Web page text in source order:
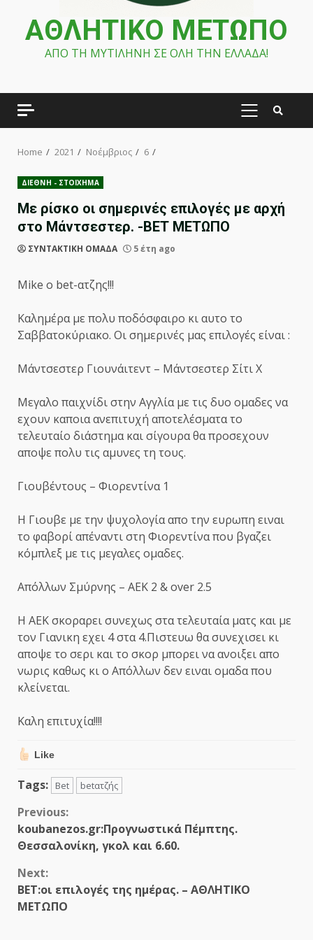
ΑΘΛΗΤΙΚΟ ΜΕΤΩΠΟ
ΑΠΟ ΤΗ ΜΥΤΙΛΗΝΗ ΣΕ ΟΛΗ ΤΗΝ ΕΛΛΑΔΑ!
PRIMARY
Home 2021 Νοέμβριος 6
ΔΙΕΘΝΗ - ΣΤΟΙΧΗΜΑ
Με ρίσκο οι σημερινές επιλογές με αρχή
στο Μάντσεστερ. -ΒΕΤ ΜΕΤΩΠΟ
ΣΥΝΤΑΚΤΙΚΗ ΟΜΑΔΑ 5 έτη ago
Mike o bet-ατζης!!!
Καλημέρα με πολυ ποδόσφαιρο κι αυτο το
Σαββατοκύριακο. Οι σημερινές μας επιλογές είναι :
Μάντσεστερ Γιουνάιτεντ – Μάντσεστερ Σίτι Χ
Μεγαλο παιχνίδι στην Αγγλία με τις δυο ομαδες να
εχουν καποια ανεπιτυχή αποτελέσματα το
τελευταίο διάστημα και σίγουρα θα προσεχουν
αποψε πολυ τις αμυνες τη τους.
Γιουβέντους – Φιορεντίνα 1
Η Γιουβε με την ψυχολογία απο την ευρωπη ειναι
το φαβορί απέναντι στη Φιορεντίνα που βγαζει
κόμπλεξ με τις μεγαλες ομαδες.
Απόλλων Σμύρνης – ΑΕΚ 2 & οver 2.5
Η ΑΕΚ σκοραρει συνεχως στα τελευταία ματς και με
τον Γιανικη εχει 4 στα 4.Πιστευω θα συνεχισει κι
αποψε το σερι και το σκορ μπορει να ανοιξει απο
νωρις καθως κι ο Απόλλων δεν ειναι ομαδα που
κλείνεται.
Καλη επιτυχία!!!!
Like
Tags: Bet betατζής
Continue
Reading
Previous:
koubanezos.gr:Προγνωστικά Πέμπτης.
Θεσσαλονίκη, γκολ και 6.60.
Next:
ΒΕΤ:οι επιλογές της ημέρας. – ΑΘΛΗΤΙΚΟ
ΜΕΤΩΠΟ